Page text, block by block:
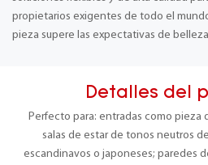
propietarios exigentes de todo el
pieza supere las expectativas de
Detalles del
Perfecto para: entradas como pieza
salas de estar de tonos neutros
escandinavos o japoneses; paredes